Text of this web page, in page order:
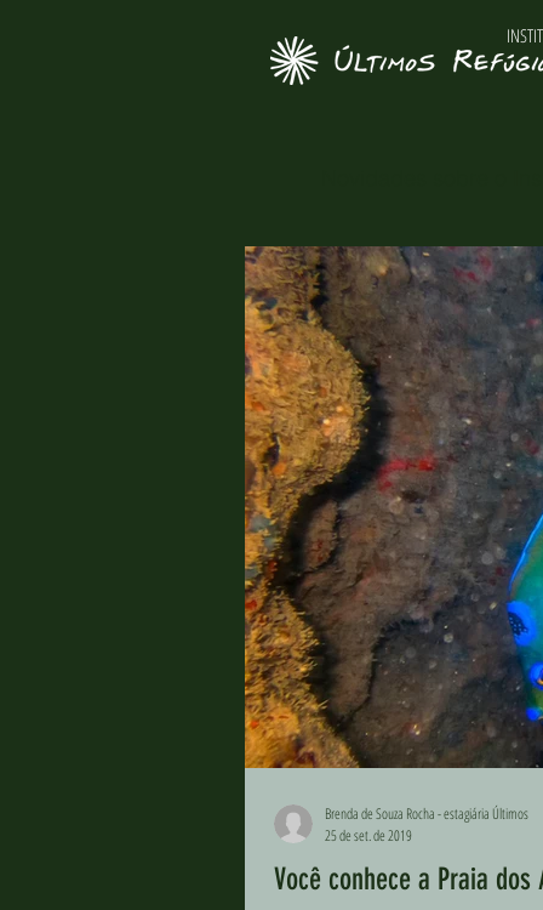
Você conhece a Praia
Brenda de Souza Rocha - estagiária Últimos
25 de set. de 2019